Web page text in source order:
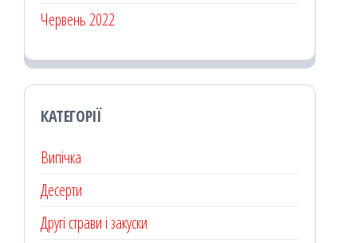
Червень 2022
КАТЕГОРІЇ
Випічка
Десерти
Другі страви і закуски